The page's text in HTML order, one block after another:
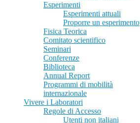
Esperimenti
Esperimenti attuali
Proporre un esperimento
Fisica Teorica
Comitato scientifico
Seminari
Conferenze
Biblioteca
Annual Report
Programmi di mobilità
internazionale
Vivere i Laboratori
Regole di Accesso
Utenti non italiani